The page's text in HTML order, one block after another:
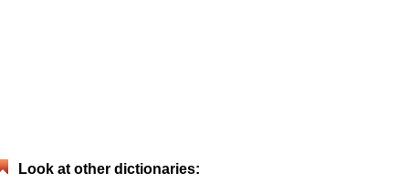
Look at other dictionaries: